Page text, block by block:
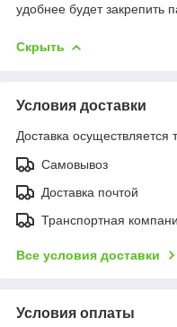
удобнее будет закрепить
Скрыть
Условия доставки
Доставка осуществляется
Самовывоз
Доставка почтой
Транспортная
Все условия доставки
Условия оплаты